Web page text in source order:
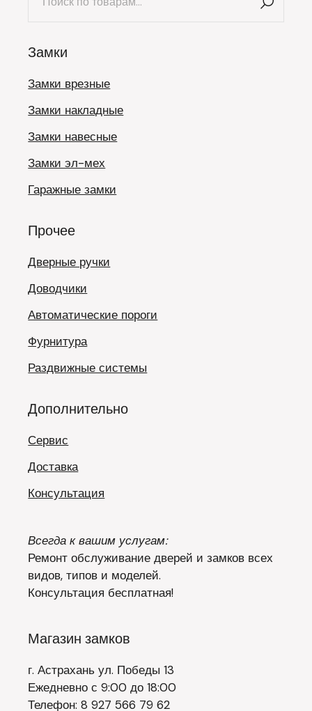
Замки
Замки врезные
Замки накладные
Замки навесные
Замки эл-мех
Гаражные замки
Прочее
Дверные ручки
Доводчики
Автоматические пороги
Фурнитура
Раздвижные системы
Дополнительно
Сервис
Доставка
Консультация
Всегда к вашим услугам:
Ремонт обслуживание дверей и замков всех
видов, типов и моделей.
Консультация бесплатная!
Магазин замков
г. Астрахань ул. Победы 13
Ежедневно с 9:00 до 18:00
Телефон: 8 927 566 79 62